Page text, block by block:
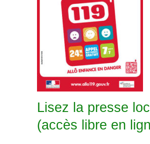
Lisez la presse
(accès libre en